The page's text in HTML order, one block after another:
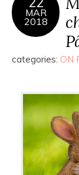
MAR
2018
categories: ON